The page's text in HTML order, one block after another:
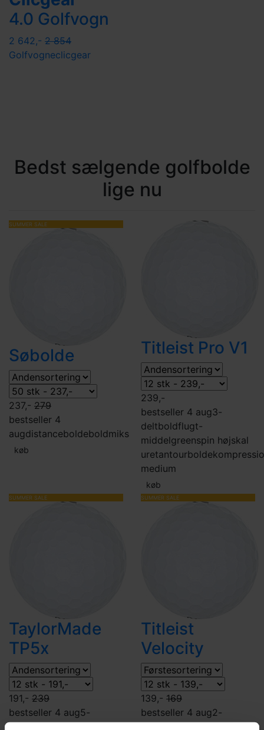
4.0 Golfvogn
2 642,- 2 854
Golfvogneclicgear
Bedst sælgende golfbolde
lige nu
SUMMER SALE
Søbolde
237,- 279
bestseller 4
augdistanceboldeboldmiks
køb
Titleist Pro V1
239,-
bestseller 4 aug3-
deltboldflugt-
middelgreenspin højskal
uretantourbolde
medium
køb
SUMMER SALE
TaylorMade
TP5x
191,- 239
bestseller 4 aug5-
SUMMER SALE
Titleist
Velocity
139,- 169
bestseller 4 aug2-